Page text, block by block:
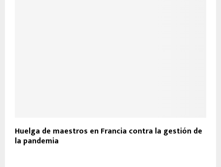
Huelga de maestros en Francia contra la gestión de
la pandemia